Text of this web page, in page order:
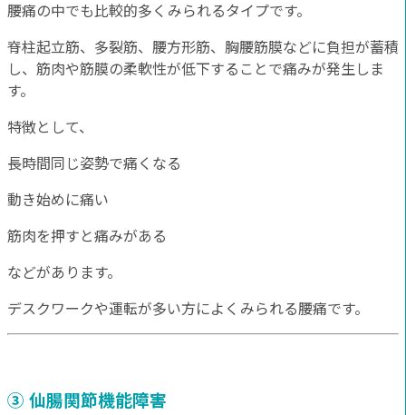
腰痛の中でも比較的多くみられるタイプです。
脊柱起立筋、多裂筋、腰方形筋、胸腰筋膜などに負担が蓄積
し、筋肉や筋膜の柔軟性が低下することで痛みが発生しま
す。
特徴として、
長時間同じ姿勢で痛くなる
動き始めに痛い
筋肉を押すと痛みがある
などがあります。
デスクワークや運転が多い方によくみられる腰痛です。
③ 仙腸関節機能障害